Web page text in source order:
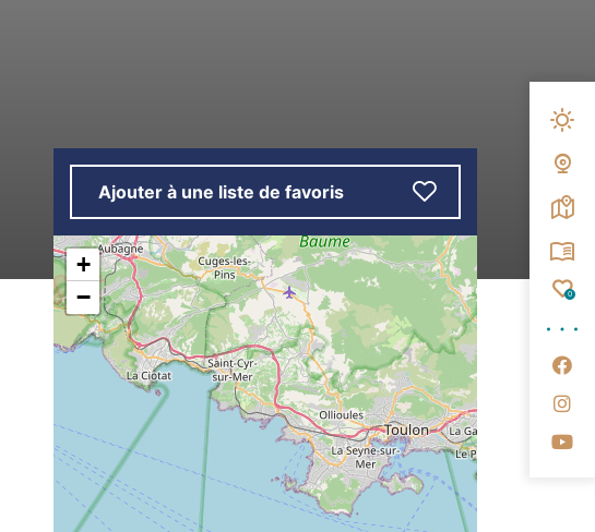
0
Ajouter à une liste de favoris
+
−